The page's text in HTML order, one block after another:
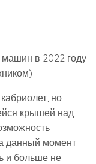
но
крышей над
данный момент
и больше не